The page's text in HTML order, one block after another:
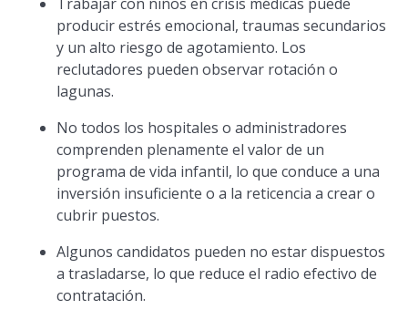
producir estrés emocional, traumas secundarios
y un alto riesgo de agotamiento. Los
reclutadores pueden observar rotación o
lagunas.
No todos los hospitales o administradores
comprenden plenamente el valor de un
programa de vida infantil, lo que conduce a una
inversión insuficiente o a la reticencia a crear o
cubrir puestos.
Algunos candidatos pueden no estar dispuestos
a trasladarse, lo que reduce el radio efectivo de
contratación.